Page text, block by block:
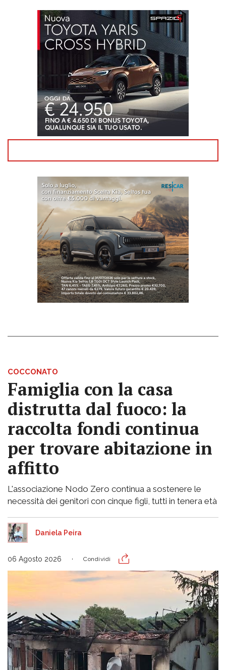
COCCONATO
Famiglia con la casa
distrutta dal fuoco: la
raccolta fondi continua
per trovare abitazione in
affitto
L'associazione Nodo Zero continua a sostenere le
necessità dei genitori con cinque figli, tutti in tenera età
Daniela Peira
06 Agosto 2026 Condividi